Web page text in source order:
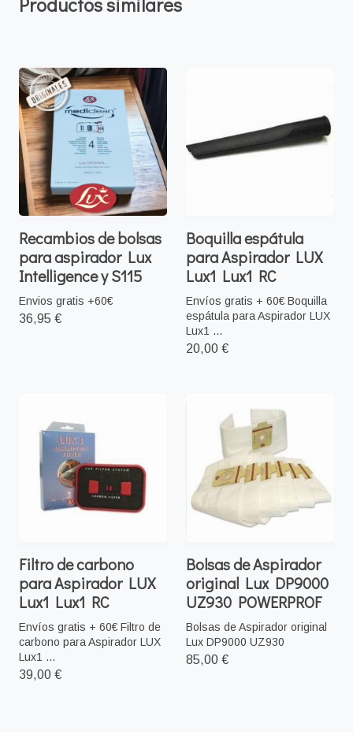
Recambios de bolsas
para aspirador Lux
Intelligence y S115
Envios gratis +60€
36,95 €
Boquilla espátula
para Aspirador LUX
Lux1 Lux1 RC
Envíos gratis + 60€ Boquilla
espátula para Aspirador LUX
Lux1 ...
20,00 €
Filtro de carbono
para Aspirador LUX
Lux1 Lux1 RC
Envíos gratis + 60€ Filtro de
carbono para Aspirador LUX
Lux1 ...
39,00 €
Bolsas de Aspirador
original Lux DP9000
UZ930 POWERPROF
Bolsas de Aspirador original
Lux DP9000 UZ930
85,00 €